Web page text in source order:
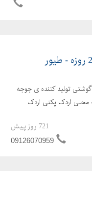
تولید کننده ی جوجه
محلی اردک پکنی اردک
721 روز پیش
09126070959